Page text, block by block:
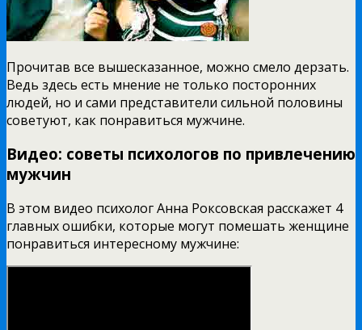
Прочитав все вышесказанное, можно смело дерзать.
Ведь здесь есть мнение не только посторонних
людей, но и сами представители сильной половины
советуют, как понравиться мужчине.
Видео: советы психологов по привлечению
мужчин
В этом видео психолог Анна Роксовская расскажет 4
главных ошибки, которые могут помешать женщине
понравиться интересному мужчине: